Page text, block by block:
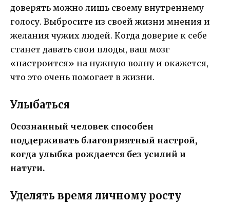
доверять можно лишь своему внутреннему
голосу. Выбросите из своей жизни мнения и
желания чужих людей. Когда доверие к себе
станет давать свои плоды, ваш мозг
«настроится» на нужную волну и окажется,
что это очень помогает в жизни.
Улыбаться
Осознанный человек способен
поддерживать благоприятный настрой,
когда улыбка рождается без усилий и
натуги.
Уделять время личному росту